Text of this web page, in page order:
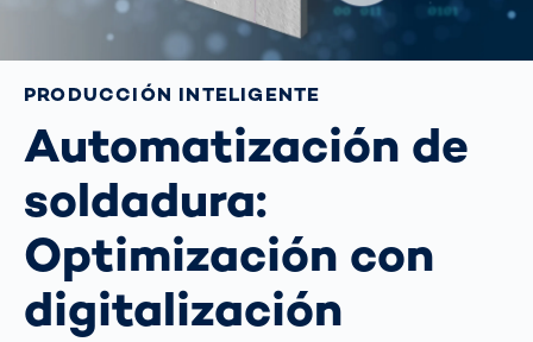
PRODUCCIÓN INTELIGENTE
Automatización de
soldadura:
Optimización con
digitalización